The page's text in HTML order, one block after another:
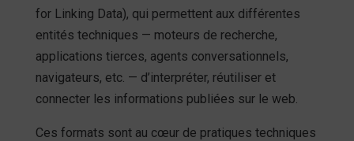
for Linking Data), qui permettent aux différentes
entités techniques — moteurs de recherche,
applications tierces, agents conversationnels,
navigateurs, etc. — d’interpréter, réutiliser et
connecter les informations publiées sur le web.
Ces formats sont au cœur de pratiques techniques